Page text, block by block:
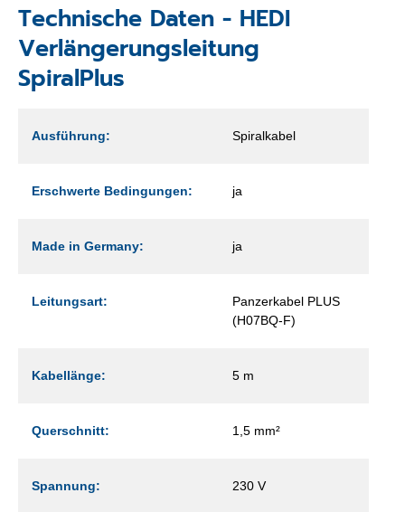
Technische Daten - HEDI
Verlängerungsleitung
SpiralPlus
Ausführung: Spiralkabel
Erschwerte Bedingungen: ja
Made in Germany: ja
Leitungsart:
Panzerkabel PLUS
(H07BQ-F)
Kabellänge: 5 m
Querschnitt: 1,5 mm²
Spannung: 230 V